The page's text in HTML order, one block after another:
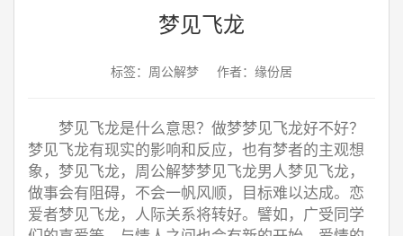
梦见飞龙
标签：周公解梦 作者：缘份居
梦见飞龙是什么意思？做梦梦见飞龙好不好？
梦见飞龙有现实的影响和反应，也有梦者的主观想
象，梦见飞龙，周公解梦梦见飞龙男人梦见飞龙，
做事会有阻碍，不会一帆风顺，目标难以达成。恋
爱者梦见飞龙，人际关系将转好。譬如，广受同学